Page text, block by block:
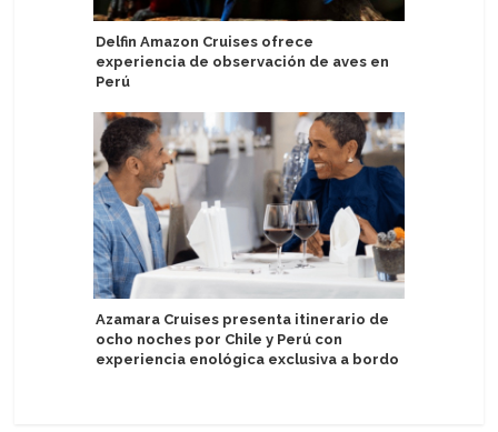
Delfin Amazon Cruises ofrece
experiencia de observación de aves en
Perú
Azamara Cruises presenta itinerario de
ocho noches por Chile y Perú con
experiencia enológica exclusiva a bordo